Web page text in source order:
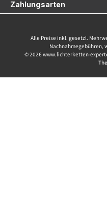
Zahlungsarten
Alle Preise inkl. gesetzl.
Nachnahmegebühren,
© 2026 www.lichterketten-